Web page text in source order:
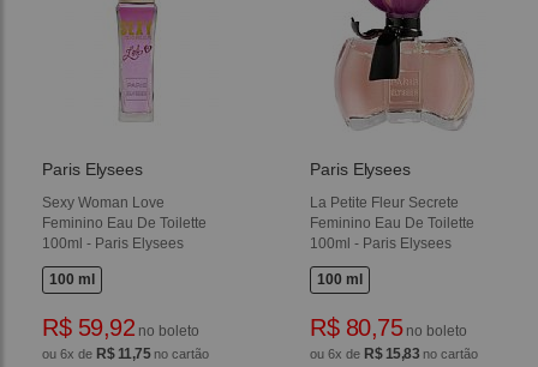
Paris Elysees
Sexy Woman Love
Feminino Eau De Toilette
100ml - Paris Elysees
100 ml
R$ 59,92 no boleto
ou 6x de R$ 11,75no cartão
Paris Elysees
La Petite Fleur Secrete
Feminino Eau De Toilette
100ml - Paris Elysees
100 ml
R$ 80,75no boleto
ou 6x de R$ 15,83 no cartão